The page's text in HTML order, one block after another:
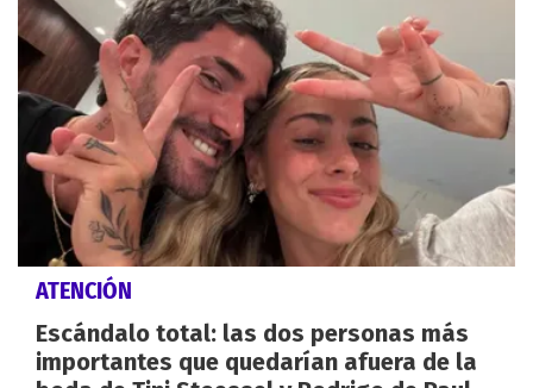
ATENCIÓN
Escándalo total: las dos personas más
importantes que quedarían afuera de la